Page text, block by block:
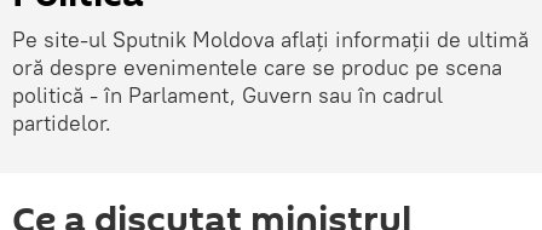
Pe site-ul Sputnik Moldova aflați informații de ultimă
oră despre evenimentele care se produc pe scena
politică - în Parlament, Guvern sau în cadrul
partidelor.